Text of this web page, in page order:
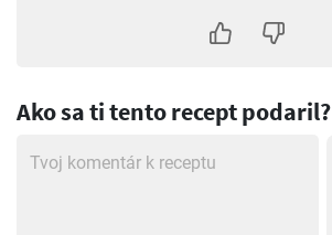
Ako sa ti tento recept podaril?